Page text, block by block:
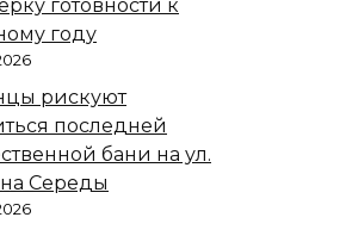
готовности к
году
рискуют
последней
бани на ул.
Середы